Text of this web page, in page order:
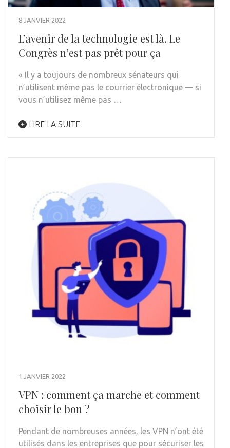
8 JANVIER 2022
L’avenir de la technologie est là. Le
Congrès n’est pas prêt pour ça
« Il y a toujours de nombreux sénateurs qui
n’utilisent même pas le courrier électronique — si
vous n’utilisez même pas …
LIRE LA SUITE
1 JANVIER 2022
VPN : comment ça marche et comment
choisir le bon ?
Pendant de nombreuses années, les VPN n’ont été
utilisés dans les entreprises que pour sécuriser les